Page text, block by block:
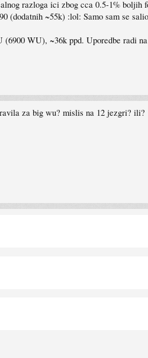
razloga ici zbog cca 0.5-1%
(dodatnih ~55k) :lol: Samo sam se
WU), ~36k ppd. Uporedbe radi
za big wu? mislis na 12 jezgri? ili?